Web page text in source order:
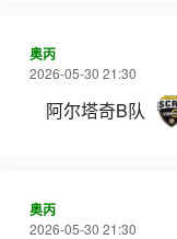
奥丙
2026-05-30 21:30
阿尔塔奇B队
奥丙
2026-05-30 21:30